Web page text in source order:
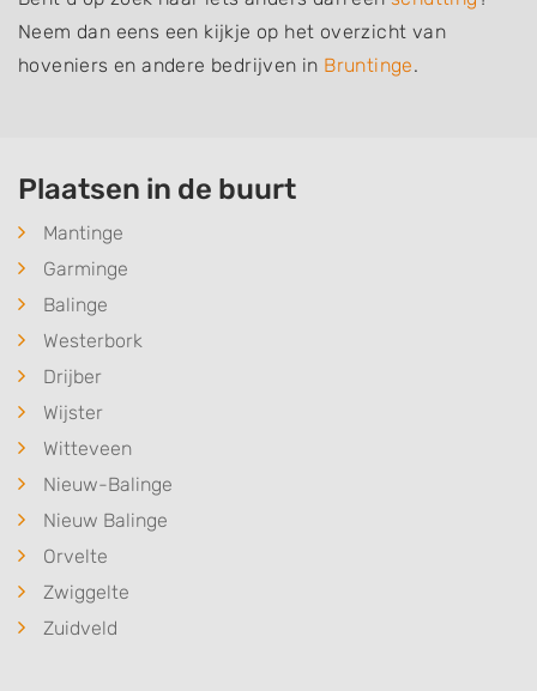
Neem dan eens een kijkje op het overzicht van
hoveniers en andere bedrijven in Bruntinge.
Plaatsen in de buurt
Mantinge
Garminge
Balinge
Westerbork
Drijber
Wijster
Witteveen
Nieuw-Balinge
Nieuw Balinge
Orvelte
Zwiggelte
Zuidveld